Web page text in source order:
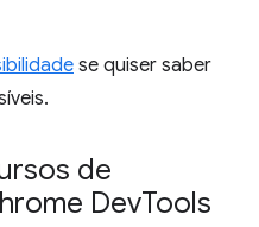
se quiser saber
de
DevTools